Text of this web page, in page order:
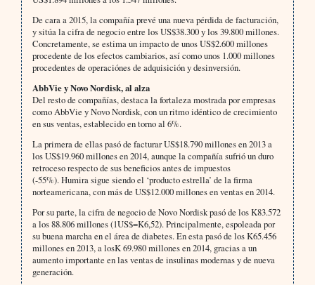
De cara a 2015, la compañía prevé una nueva pérdida de facturación,
y sitúa la cifra de negocio entre los US$38.300 y los 39.800 millones.
Concretamente, se estima un impacto de unos US$2.600 millones
procedente de los efectos cambiarios, así como unos 1.000 millones
procedentes de operaciónes de adquisición y desinversión.
AbbVie y Novo Nordisk, al alza
Del resto de compañías, destaca la fortaleza mostrada por empresas
como AbbVie y Novo Nordisk, con un ritmo idéntico de crecimiento
en sus ventas, establecido en torno al 6%.
La primera de ellas pasó de facturar US$18.790 millones en 2013 a
los US$19.960 millones en 2014, aunque la compañía sufrió un duro
retroceso respecto de sus beneficios antes de impuestos
(-55%). Humira sigue siendo el ‘producto estrella’ de la firma
norteamericana, con más de US$12.000 millones en ventas en 2014.
Por su parte, la cifra de negocio de Novo Nordisk pasó de los K83.572
a los 88.806 millones (1US$=K6,52). Principalmente, espoleada por
su buena marcha en el área de diabetes. En esta pasó de los K65.456
millones en 2013, a losK 69.980 millones en 2014, gracias a un
aumento importante en las ventas de insulinas modernas y de nueva
generación.